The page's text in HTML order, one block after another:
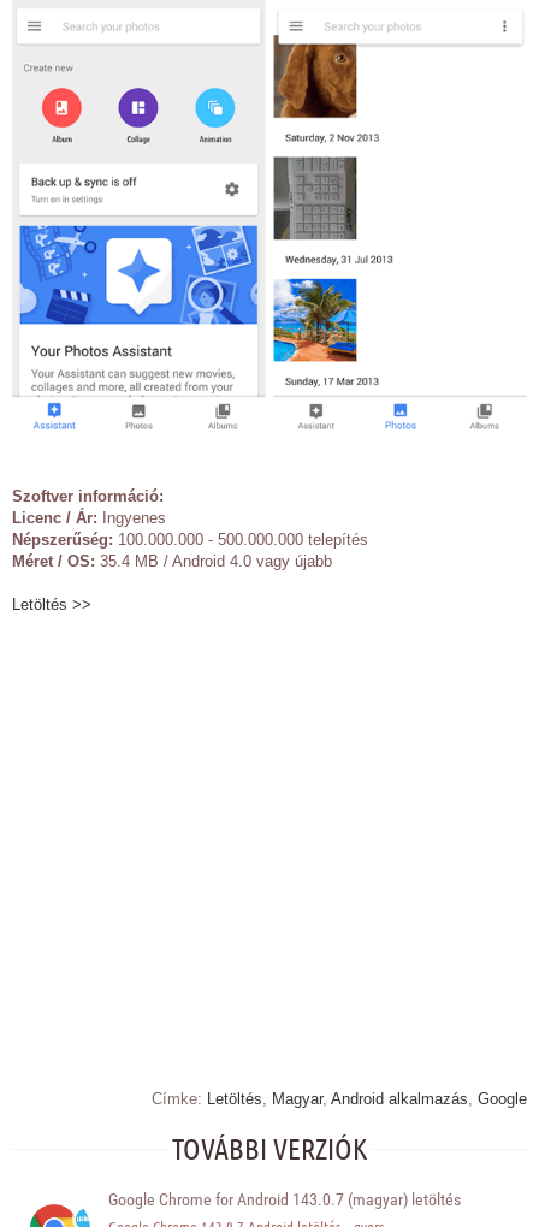
Szoftver információ:
Licenc / Ár: Ingyenes
Népszerűség: 100.000.000 - 500.000.000 telepítés
Méret / OS: 35.4 MB / Android 4.0 vagy újabb
Letöltés >>
Címke: Letöltés, Magyar, Android alkalmazás, Google
TOVÁBBI VERZIÓK
Google Chrome for Android 143.0.7 (magyar) letöltés